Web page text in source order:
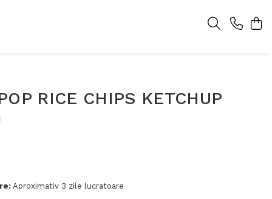
RICE CHIPS KETCHUP
Aproximativ 3 zile lucratoare